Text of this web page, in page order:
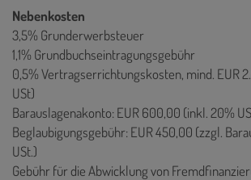
Nebenkosten
3,5% Grunderwerbsteuer
1,1% Grundbuchseintragungsgebühr
0,5% Vertragserrichtungskosten, mind. EUR
USt)
Barauslagenakonto: EUR 600,00 (inkl. 20%
Beglaubigungsgebühr: EUR 450,00 (zzgl.
USt.)
Gebühr für die Abwicklung von